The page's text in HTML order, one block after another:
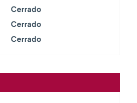
Cerrado
Cerrado
Cerrado